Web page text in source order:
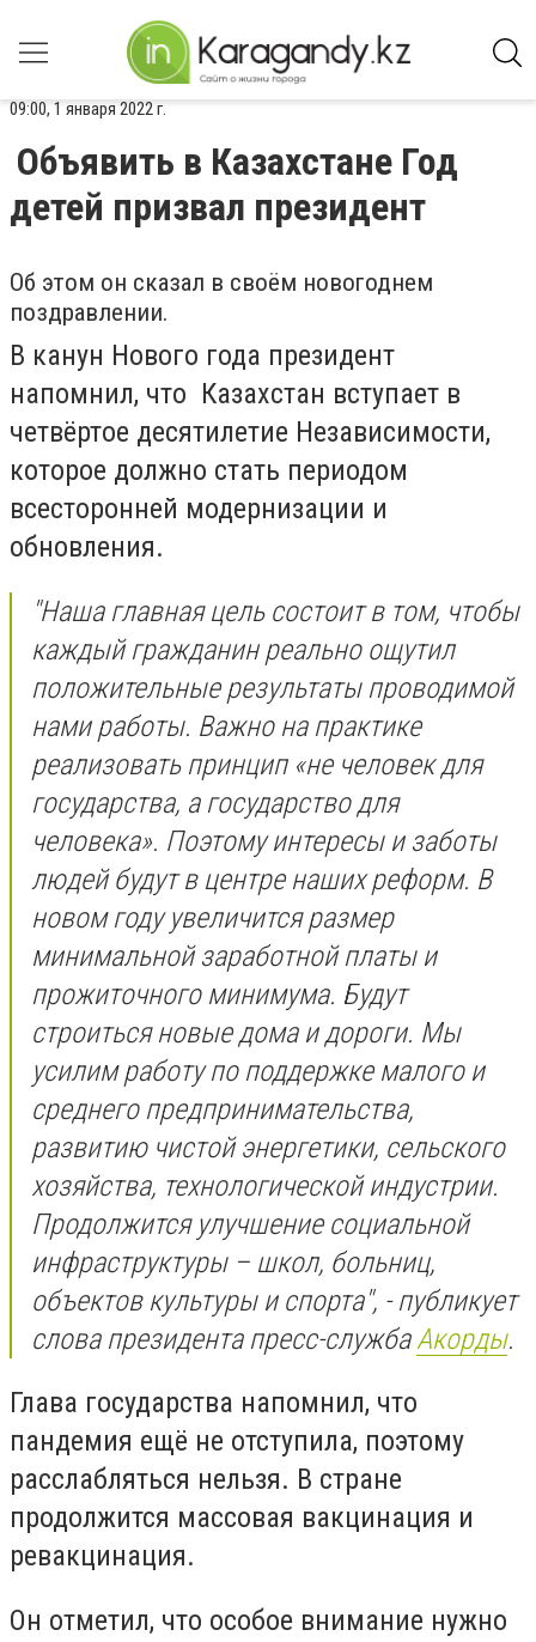
09:00, 1 января 2022 г.
Объявить в Казахстане Год
детей призвал президент
Об этом он сказал в своём новогоднем
поздравлении.
В канун Нового года президент
напомнил, что Казахстан вступает в
четвёртое десятилетие Независимости,
которое должно стать периодом
всесторонней модернизации и
обновления.
"Наша главная цель состоит в том, чтобы
каждый гражданин реально ощутил
положительные результаты проводимой
нами работы. Важно на практике
реализовать принцип «не человек для
государства, а государство для
человека». Поэтому интересы и заботы
людей будут в центре наших реформ. В
новом году увеличится размер
минимальной заработной платы и
прожиточного минимума. Будут
строиться новые дома и дороги. Мы
усилим работу по поддержке малого и
среднего предпринимательства,
развитию чистой энергетики, сельского
хозяйства, технологической индустрии.
Продолжится улучшение социальной
инфраструктуры – школ, больниц,
объектов культуры и спорта", - публикует
слова президента пресс-службаАкорды.
Глава государства напомнил, что
пандемия ещё не отступила, поэтому
расслабляться нельзя. В стране
продолжится массовая вакцинация и
ревакцинация.
Он отметил, что особое внимание нужно